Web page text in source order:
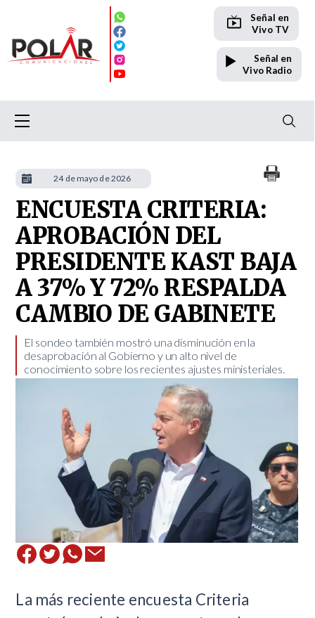
Señal en
Vivo TV
Señal en
Vivo Radio
ENCUESTA CRITERIA:
APROBACIÓN DEL
PRESIDENTE KAST BAJA
A 37% Y 72% RESPALDA
CAMBIO DE GABINETE
​El sondeo también mostró una disminución en la
desaprobación al Gobierno y un alto nivel de
conocimiento sobre los recientes ajustes ministeriales.
La más reciente encuesta Criteria
24 de mayo de 2026